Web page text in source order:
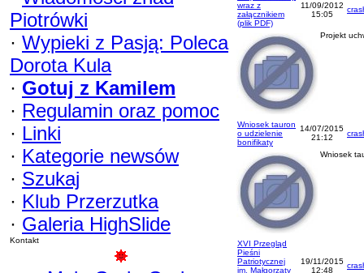
Piotrówki
· Wypieki z Pasją: Poleca
Dorota Kula
· Gotuj z Kamilem
· Regulamin oraz pomoc
· Linki
· Kategorie newsów
· Szukaj
· Klub Przerzutka
· Galeria HighSlide
Kontakt
wraz z
załącznikiem
(plik PDF)
11/09/2012
15:05
Projekt
Wniosek tauron
o udzielenie
bonifikaty
14/07/2015
21:12
Wniosek
XVI Przegląd
Pieśni
Patriotycznej
im. Małgorzaty
19/11/2015
12:48